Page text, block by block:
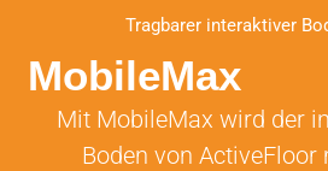
Tragbarer interaktiver
MobileMax
Mit MobileMax wird der
Boden von ActiveFloor